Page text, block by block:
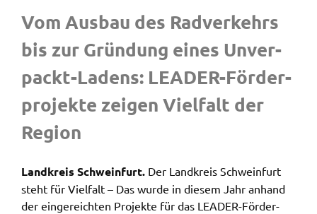
Vom Ausbau des Radver­kehrs
bis zur Grün­dung eines Unver­
packt-Ladens: LEADER-Förder­
pro­jek­te zeigen Viel­falt der
Regi­on
Land­kreis Schwein­furt. Der Land­kreis Schwein­furt
steht für Viel­falt – Das wurde in diesem Jahr anhand
der einge­reich­ten Projek­te für das LEADER-Förder­
Landratsamt Schweinfurt
Zweck:
Anonyme Klickzählung
Session
Barrierefreiheit
Name: